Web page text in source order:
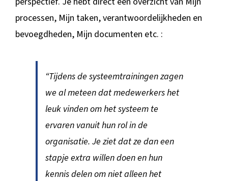
processen, Mijn taken, verantwoordelijkheden en
bevoegdheden, Mijn documenten etc. :
“Tijdens de systeemtrainingen zagen
we al meteen dat medewerkers het
leuk vinden om het systeem te
ervaren vanuit hun rol in de
organisatie. Je ziet dat ze dan een
stapje extra willen doen en hun
kennis delen om niet alleen het